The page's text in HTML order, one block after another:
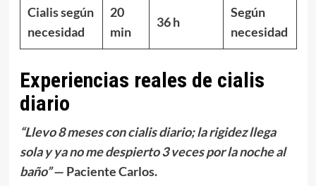
Cialis según
necesidad
20
min
36 h
Según
necesidad
Experiencias reales de cialis
diario
“Llevo 8 meses con cialis diario; larigidez llega
solay ya no me despierto 3 veces por la noche al
baño”— Paciente Carlos.